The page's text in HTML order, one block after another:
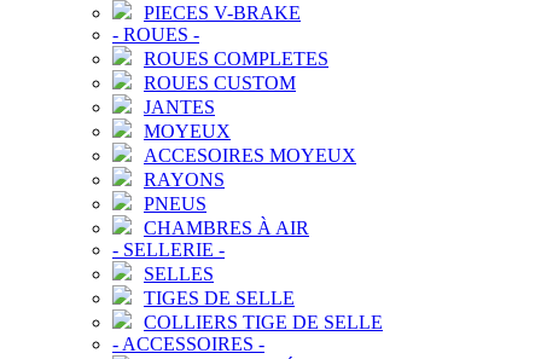
PIECES V-BRAKE
- ROUES -
ROUES COMPLETES
ROUES CUSTOM
JANTES
MOYEUX
ACCESOIRES MOYEUX
RAYONS
PNEUS
CHAMBRES À AIR
- SELLERIE -
SELLES
TIGES DE SELLE
COLLIERS TIGE DE SELLE
- ACCESSOIRES -